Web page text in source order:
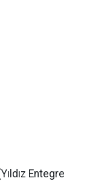
Entegre